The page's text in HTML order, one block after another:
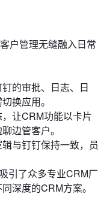
户管理无缝融入日常
的审批、日志、日
换应用。
让CRM功能以卡片
边管客户。
与钉钉保持一致，员
引了众多专业CRM厂
深度的CRM方案。